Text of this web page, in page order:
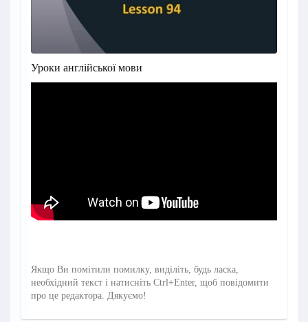
Уроки англійської мови
Якщо Ви помітили помилку, виділіть, будь ласка,
необхідний текст і натисніть Ctrl+Enter, щоб повідомити
про це редактора. Дякуємо!